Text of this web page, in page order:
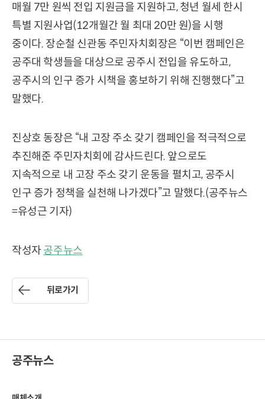
매월 7만 원씩 전입 지원금을 지원하고, 청년 월세 한시
특별 지원사업(12개월간 월 최대 20만 원)을 시행
중이다. 장순철 신관동 주민자치회장은 “이번 캠페인은
공주대 학생들을 대상으로 공주시 전입을 유도하고,
공주시의 인구 증가 시책을 홍보하기 위해 진행했다”고
말했다.
진상호 동장은 “내 고장 주소 갖기 캠페인을 적극적으로
추진해준 주민자치회에 감사드린다. 앞으로도
지속적으로 내 고장 주소 갖기 운동을 펼치고, 공주시
인구 증가 정책을 실천해 나가겠다”고 말했다.(공주뉴스
=유성근 기자)
작성자 공주뉴스
뒤로가기
공주뉴스